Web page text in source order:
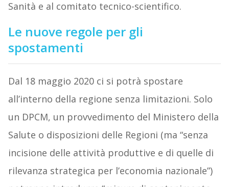
Sanità e al comitato tecnico-scientifico.
Le nuove regole per gli
spostamenti
Dal 18 maggio 2020 ci si potrà spostare
all’interno della regione senza limitazioni. Solo
un DPCM, un provvedimento del Ministero della
Salute o disposizioni delle Regioni (ma “senza
incisione delle attività produttive e di quelle di
rilevanza strategica per l’economia nazionale”)